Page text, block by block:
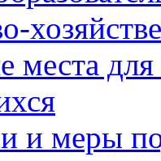
места
и меры